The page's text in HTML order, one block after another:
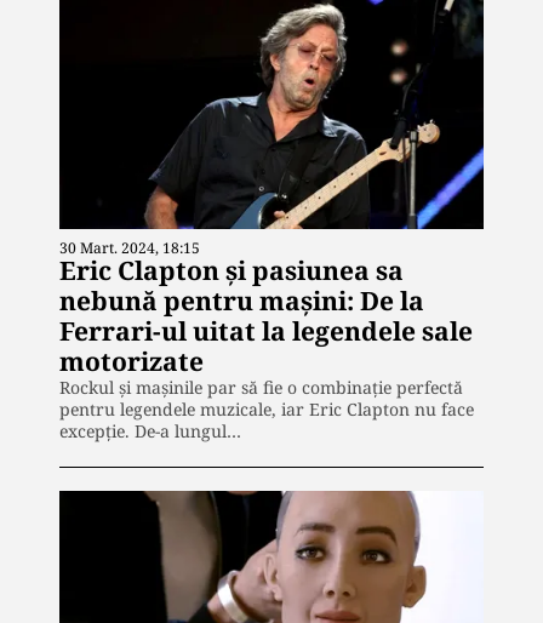
30 Mart. 2024, 18:15
Eric Clapton și pasiunea sa
nebună pentru mașini: De la
Ferrari-ul uitat la legendele sale
motorizate
Rockul și mașinile par să fie o combinație perfectă
pentru legendele muzicale, iar Eric Clapton nu face
excepție. De-a lungul…